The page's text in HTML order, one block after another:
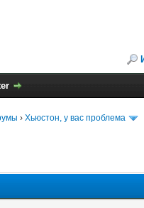
› Хьюстон, у вас проблема